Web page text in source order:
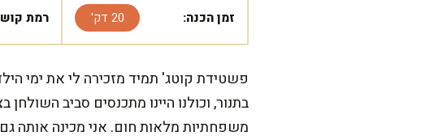
זמן הכנה: 20 דק' רמת
פשטידת קוטג' תמיד מזכירה לי את ימי
בתנור, וכולנו היינו מתכנסים סביב
משפחתיות מלאות חום. אני מכינה אותה